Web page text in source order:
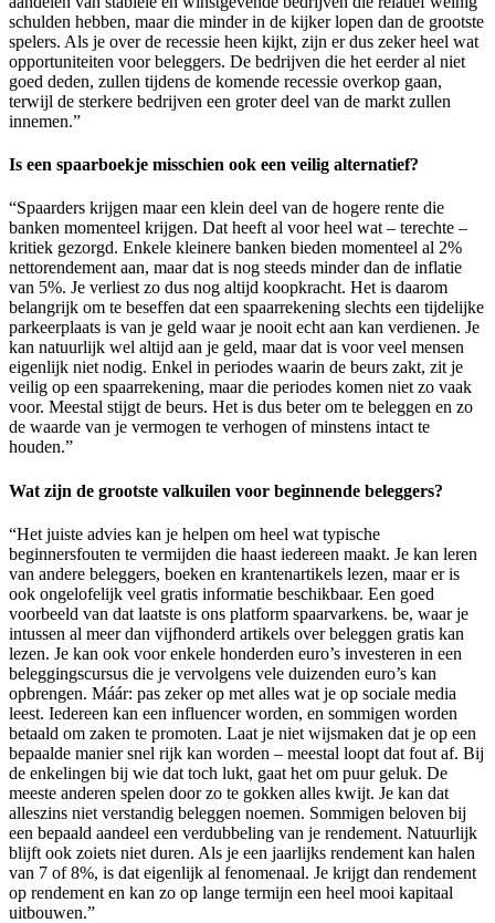
schulden hebben, maar die minder in de kijker lopen dan de grootste
spelers. Als je over de recessie heen kijkt, zijn er dus zeker heel wat
opportuniteiten voor beleggers. De bedrijven die het eerder al niet
goed deden, zullen tijdens de komende recessie overkop gaan,
terwijl de sterkere bedrijven een groter deel van de markt zullen
innemen.”
Is een spaarboekje misschien ook een veilig alternatief?
“Spaarders krijgen maar een klein deel van de hogere rente die
banken momenteel krijgen. Dat heeft al voor heel wat – terechte –
kritiek gezorgd. Enkele kleinere banken bieden momenteel al 2%
nettorendement aan, maar dat is nog steeds minder dan de inflatie
van 5%. Je verliest zo dus nog altijd koopkracht. Het is daarom
belangrijk om te beseffen dat een spaarrekening slechts een tijdelijke
parkeerplaats is van je geld waar je nooit echt aan kan verdienen. Je
kan natuurlijk wel altijd aan je geld, maar dat is voor veel mensen
eigenlijk niet nodig. Enkel in periodes waarin de beurs zakt, zit je
veilig op een spaarrekening, maar die periodes komen niet zo vaak
voor. Meestal stijgt de beurs. Het is dus beter om te beleggen en zo
de waarde van je vermogen te verhogen of minstens intact te
houden.”
Wat zijn de grootste valkuilen voor beginnende beleggers?
“Het juiste advies kan je helpen om heel wat typische
beginnersfouten te vermijden die haast iedereen maakt. Je kan leren
van andere beleggers, boeken en krantenartikels lezen, maar er is
ook ongelofelijk veel gratis informatie beschikbaar. Een goed
voorbeeld van dat laatste is ons platform spaarvarkens. be, waar je
intussen al meer dan vijfhonderd artikels over beleggen gratis kan
lezen. Je kan ook voor enkele honderden euro’s investeren in een
beleggingscursus die je vervolgens vele duizenden euro’s kan
opbrengen. Máár: pas zeker op met alles wat je op sociale media
leest. Iedereen kan een influencer worden, en sommigen worden
betaald om zaken te promoten. Laat je niet wijsmaken dat je op een
bepaalde manier snel rijk kan worden – meestal loopt dat fout af. Bij
de enkelingen bij wie dat toch lukt, gaat het om puur geluk. De
meeste anderen spelen door zo te gokken alles kwijt. Je kan dat
alleszins niet verstandig beleggen noemen. Sommigen beloven bij
een bepaald aandeel een verdubbeling van je rendement. Natuurlijk
blijft ook zoiets niet duren. Als je een jaarlijks rendement kan halen
van 7 of 8%, is dat eigenlijk al fenomenaal. Je krijgt dan rendement
op rendement en kan zo op lange termijn een heel mooi kapitaal
uitbouwen.”